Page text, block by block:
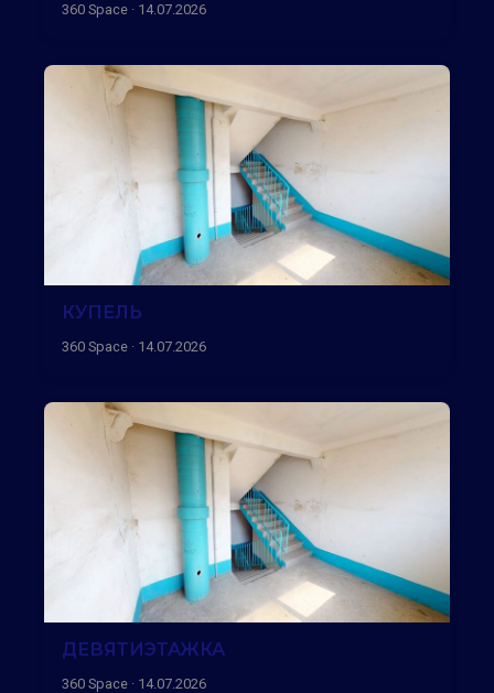
360 Space · 14.07.2026
КУПЕЛЬ
360 Space · 14.07.2026
ДЕВЯТИЭТАЖКА
360 Space · 14.07.2026